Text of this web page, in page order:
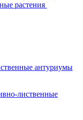
растения
антуриумы
лиственные